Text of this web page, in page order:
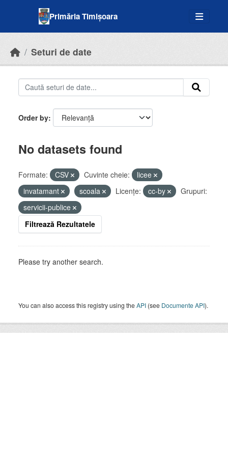
Primăria Timișoara
Seturi de date
Order by
No datasets found
Formate: CSV Cuvinte cheie:
licee
invatamant
scoala Licenţe: cc-by
Grupuri:
servicii-publice
Filtrează Rezultatele
Please try another search.
You can also access this registry using theAPI (see Documente API).